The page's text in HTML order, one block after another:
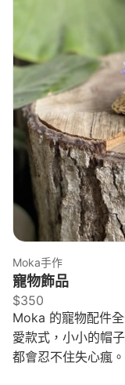
Moka手作
寵物飾品
$350
Moka 的寵物配件
愛款式，小小的帽
都會忍不住失心瘋。